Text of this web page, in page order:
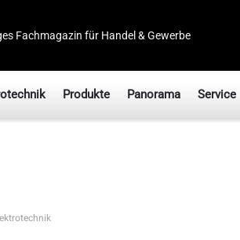
Fachmagazin für Handel & Gewerbe
Produkte Panorama Service